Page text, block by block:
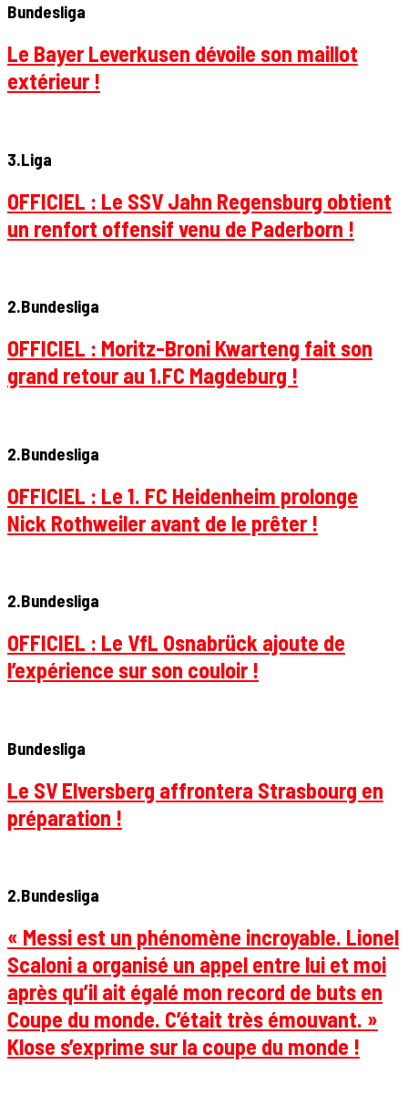
Bundesliga
Le Bayer Leverkusen dévoile son maillot
extérieur !
3.Liga
OFFICIEL : Le SSV Jahn Regensburg obtient
un renfort offensif venu de Paderborn !
2.Bundesliga
OFFICIEL : Moritz-Broni Kwarteng fait son
grand retour au 1.FC Magdeburg !
2.Bundesliga
OFFICIEL : Le 1. FC Heidenheim prolonge
Nick Rothweiler avant de le prêter !
2.Bundesliga
OFFICIEL : Le VfL Osnabrück ajoute de
l’expérience sur son couloir !
Bundesliga
Le SV Elversberg affrontera Strasbourg en
préparation !
2.Bundesliga
« Messi est un phénomène incroyable. Lionel
Scaloni a organisé un appel entre lui et moi
après qu’il ait égalé mon record de buts en
Coupe du monde. C’était très émouvant. »
Klose s’exprime sur la coupe du monde !